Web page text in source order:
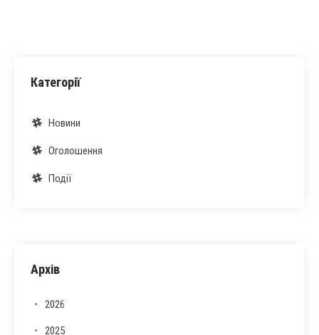
Категорії
Новини
Оголошення
Події
Архів
2026
2025